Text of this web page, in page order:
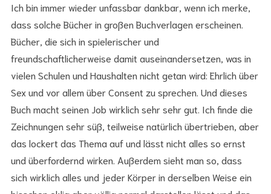
Ich bin immer wieder unfassbar dankbar, wenn ich merke,
dass solche Bücher in großen Buchverlagen erscheinen.
Bücher, die sich in spielerischer und
freundschaftlicherweise damit auseinandersetzen, was in
vielen Schulen und Haushalten nicht getan wird: Ehrlich über
Sex und vor allem über Consent zu sprechen. Und dieses
Buch macht seinen Job wirklich sehr sehr gut. Ich finde die
Zeichnungen sehr süß, teilweise natürlich übertrieben, aber
das lockert das Thema auf und lässt nicht alles so ernst
und überfordernd wirken. Außerdem sieht man so, dass
sich wirklich alles und jeder Körper in derselben Weise ein